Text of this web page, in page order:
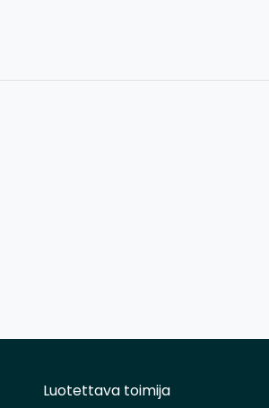
Luotettava toimija